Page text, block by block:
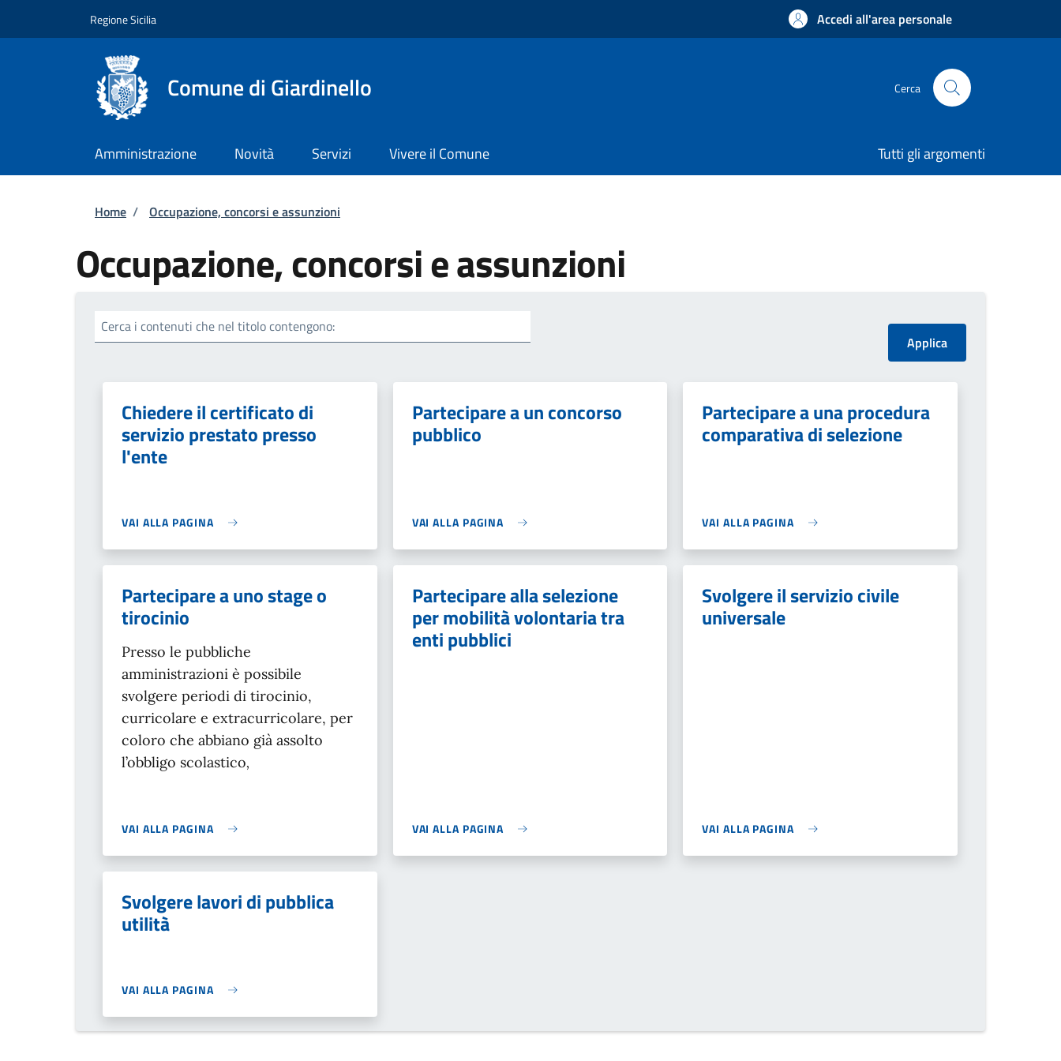
Regione Sicilia Accedi all'area personale
Comune di Giardinello Cerca
Amministrazione Novità Servizi Vivere il Comune Tutti gli argomenti
Briciole di pane
Home / Occupazione, concorsi e assunzioni
Occupazione, concorsi e assunzioni
Cerca i contenuti che nel titolo contengono:
Chiedere il certificato di
servizio prestato presso
l'ente
VAI ALLA PAGINA
Partecipare a un concorso
pubblico
VAI ALLA PAGINA
Partecipare a una procedura
comparativa di selezione
VAI ALLA PAGINA
Partecipare a uno stage o
tirocinio
Presso le pubbliche
amministrazioni è possibile
svolgere periodi di tirocinio,
curricolare e extracurricolare, per
coloro che abbiano già assolto
l’obbligo scolastico,
VAI ALLA PAGINA
Partecipare alla selezione
per mobilità volontaria tra
enti pubblici
VAI ALLA PAGINA
Svolgere il servizio civile
universale
VAI ALLA PAGINA
Svolgere lavori di pubblica
utilità
VAI ALLA PAGINA